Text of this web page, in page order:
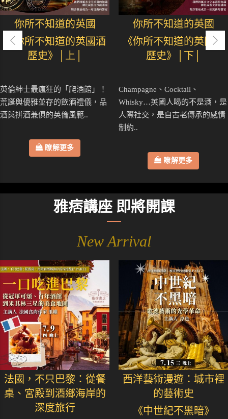
你所不知道的英國
《你所不知道的英國酒
歷史》│上│
英倫紳士最瘋狂的「爬酒館」！
荒誕與優雅並存的飲酒禮儀，品
酒與拼酒兼俱的英倫風範..
瞭解更多
你所不知道的英國
《你所不知道的英國酒
歷史》│下│
Champagne、Cocktail、
Whisky…英國人喝的不是酒，是
人際社交，是自古老傳承的感情
制約..
瞭解更多
雅痞講座 即將開課
New Arrival
法國，不只巴黎：從餐
桌、宮殿到酒鄉海岸的
深度旅行
西洋藝術漫遊：城市裡
的藝術史
《中世紀不黑暗》